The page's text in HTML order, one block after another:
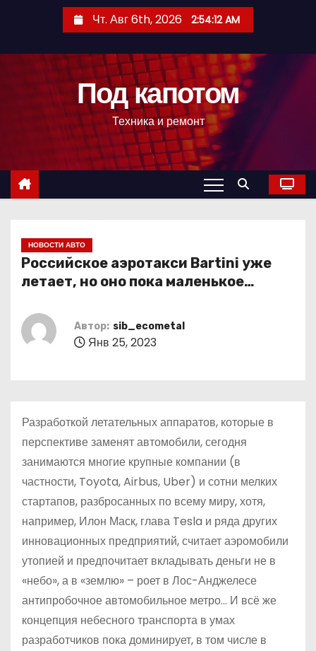
с
Чт. Авг 6th, 2026 2:54:13 AM
Под капотом
Техника и ремонт
НОВОСТИ АВТО
Российское аэротакси Bartini уже
летает, но оно пока маленькое…
Автор: sib_ecometal
Янв 25, 2023
Разработкой летательных аппаратов, которые в
перспективе заменят автомобили, сегодня
занимаются многие крупные компании (в
частности, Toyota, Airbus, Uber) и сотни мелких
стартапов, разбросанных по всему миру, хотя,
например, Илон Маск, глава Tesla и ряда других
инновационных предприятий, считает аэромобили
утопией и предпочитает вкладывать деньги не в
«небо», а в «землю» – роет в Лос-Анджелесе
антипробочное автомобильное метро… И всё же
концепция небесного транспорта в умах
разработчиков пока доминирует, в том числе в